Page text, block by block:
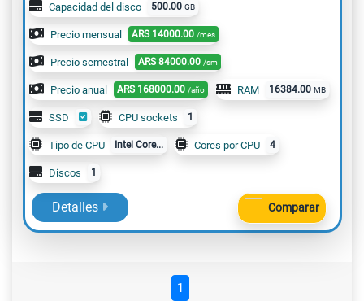
Capacidad del disco 500.00 GB
Precio mensual ARS 14000.00 /mes
Precio semestral ARS 84000.00 /sm
Precio anual ARS 168000.00 /año RAM 16384.00 MB
SSD CPU sockets 1
Tipo de CPU Intel Core... Cores por CPU 4
Discos 1
Detalles Comparar
1